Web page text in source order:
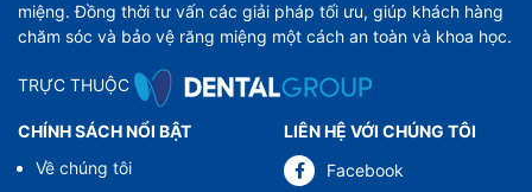
miệng. Đồng thời tư vấn các giải pháp tối ưu, giúp khách hàng
chăm sóc và bảo vệ răng miệng một cách an toàn và khoa học.
TRỰC THUỘC
CHÍNH SÁCH NỔI BẬT
Về chúng tôi
LIÊN HỆ VỚI CHÚNG TÔI
Facebook